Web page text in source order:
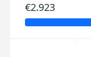
€2.923